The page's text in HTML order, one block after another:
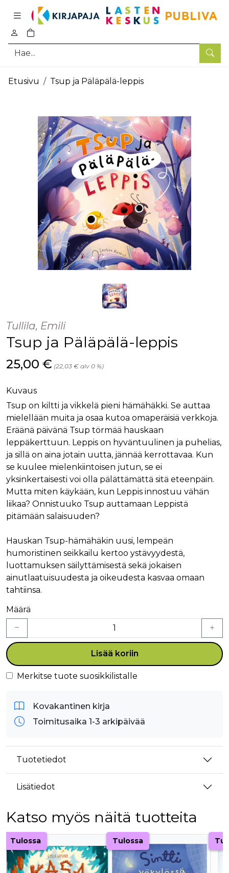
Hae
0
tuotetta ostoskorissa
Pääsisältö
Etusivu Tsup ja Päläpälä-leppis
Tullila, Emili
Tsup ja Päläpälä-leppis
Hinta nyt
25,00 € (22,03 € alv 0 %)
Kuvaus
Tsup on kiltti ja vikkelä pieni hämähäkki. Se auttaa
mielellään muita ja osaa kutoa omaperäisiä verkkoja.
Eräänä päivänä Tsup törmää hauskaan
leppäkerttuun. Leppis on hyväntuulinen ja puhelias,
ja sillä on aina jotain uutta, jännää kerrottavaa. Kun
se kuulee mielenkiintoisen jutun, se ei
yksinkertaisesti voi olla pälättämättä sitä eteenpäin.
Mutta miten käykään, kun Leppis innostuu vähän
liikaa? Onnistuuko Tsup auttamaan Leppistä
pitämään salaisuuden?
Hauskan Tsup-hämähäkin uusi, lempeän
humoristinen seikkailu kertoo ystävyydestä,
luottamuksen säilyttämisestä sekä jokaisen
ainutlaatuisuudesta ja oikeudesta kasvaa omaan
tahtiinsa.
Määrä
Lisää koriin
Merkitse tuote suosikkilistalle
Kovakantinen kirja
Toimitusaika 1-3 arkipäivää
Tuotetiedot
Lisätiedot
Katso myös näitä tuotteita
Tuoteluettelon alku
Tulossa Tulossa